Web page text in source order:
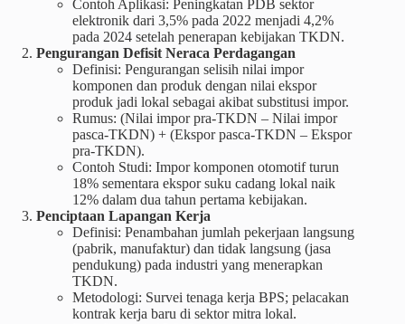
Contoh Aplikasi: Peningkatan PDB sektor
elektronik dari 3,5% pada 2022 menjadi 4,2%
pada 2024 setelah penerapan kebijakan TKDN.
Pengurangan Defisit Neraca Perdagangan
Definisi: Pengurangan selisih nilai impor
komponen dan produk dengan nilai ekspor
produk jadi lokal sebagai akibat substitusi impor.
Rumus: (Nilai impor pra-TKDN – Nilai impor
pasca-TKDN) + (Ekspor pasca-TKDN – Ekspor
pra-TKDN).
Contoh Studi: Impor komponen otomotif turun
18% sementara ekspor suku cadang lokal naik
12% dalam dua tahun pertama kebijakan.
Penciptaan Lapangan Kerja
Definisi: Penambahan jumlah pekerjaan langsung
(pabrik, manufaktur) dan tidak langsung (jasa
pendukung) pada industri yang menerapkan
TKDN.
Metodologi: Survei tenaga kerja BPS; pelacakan
kontrak kerja baru di sektor mitra lokal.